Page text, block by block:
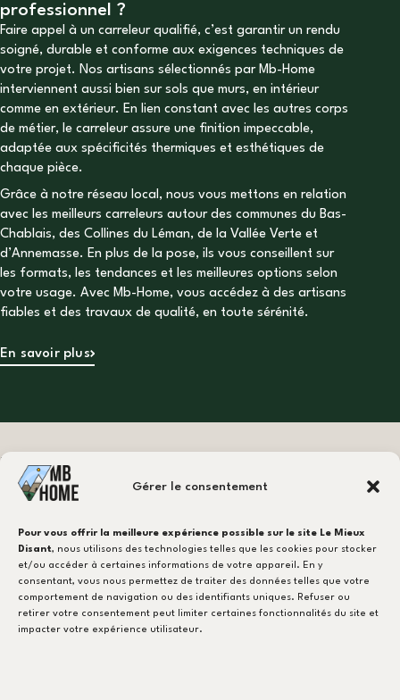
Gérer le consentement
Pour vous offrir la meilleure expérience possible sur le site Le Mieux
Disant, nous utilisons des technologies telles que les cookies pour stocker
et/ou accéder à certaines informations de votre appareil. En y
consentant, vous nous permettez de traiter des données telles que votre
comportement de navigation ou des identifiants uniques. Refuser ou
retirer votre consentement peut limiter certaines fonctionnalités du site et
impacter votre expérience utilisateur.
professionnel ?
Faire appel à un carreleur qualifié, c’est garantir un rendu
soigné, durable et conforme aux exigences techniques de
votre projet. Nos artisans sélectionnés par Mb-Home
interviennent aussi bien sur sols que murs, en intérieur
comme en extérieur. En lien constant avec les autres corps
de métier, le carreleur assure une finition impeccable,
adaptée aux spécificités thermiques et esthétiques de
chaque pièce.
Grâce à notre réseau local, nous vous mettons en relation
avec les meilleurs carreleurs autour des communes du Bas-
Chablais, des Collines du Léman, de la Vallée Verte et
d’Annemasse. En plus de la pose, ils vous conseillent sur
les formats, les tendances et les meilleures options selon
votre usage. Avec Mb-Home, vous accédez à des artisans
fiables et des travaux de qualité, en toute sérénité.
En savoir plus
Besoin d'un carreleur ?
CONTACTEZ-NOUS !
NOTRE EXPERTISE
MB-Ventilation